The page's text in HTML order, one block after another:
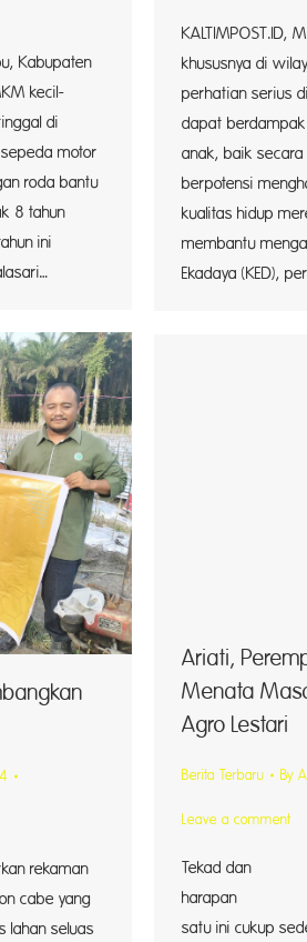
Kabupaten
kecil-
di
motor
roda bantu
8 tahun
ini
KALTIMPOST.ID,
khususnya di
perhatian serius
dapat
anak, baik
berpotensi
kualitas hidup
membantu
Ekadaya (KED),
rekaman
cabe yang
lahan seluas
Ariati,
Menata
Agro Lestari
Berita Terbaru By
Leave a comment
Tekad dan
satu ini cukup